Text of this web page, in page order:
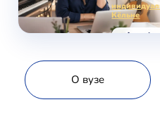
Кёльне
voice-
О вузе